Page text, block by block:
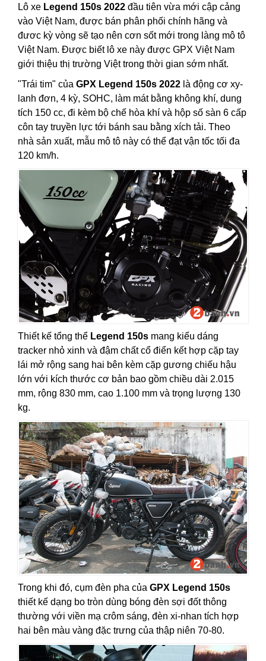
Lô xe Legend 150s 2022 đầu tiên vừa mới cập cảng
vào Việt Nam, được bán phân phối chính hãng và
đươc kỳ vòng sẽ tạo nên cơn sốt mới trong làng mô tô
Việt Nam. Được biết lô xe này được GPX Việt Nam
giới thiệu thị trường Việt trong thời gian sớm nhất.
"Trái tim" của GPX Legend 150s 2022 là động cơ xy-
lanh đơn, 4 kỳ, SOHC, làm mát bằng không khí, dung
tích 150 cc, đi kèm bộ chế hòa khí và hộp số sàn 6 cấp
côn tay truyền lực tới bánh sau bằng xích tải. Theo
nhà sản xuất, mẫu mô tô này có thể đạt vận tốc tối đa
120 km/h.
Thiết kế tổng thể Legend 150s mang kiểu dáng
tracker nhỏ xinh và đậm chất cổ điển kết hợp cặp tay
lái mở rộng sang hai bên kèm cặp gương chiếu hậu
lớn với kích thước cơ bản bao gồm chiều dài 2.015
mm, rộng 830 mm, cao 1.100 mm và trọng lượng 130
kg.
Trong khi đó, cụm đèn pha của GPX Legend 150s
thiết kế dạng bo tròn dùng bóng đèn sợi đốt thông
thường với viền mạ crôm sáng, đèn xi-nhan tích hợp
hai bên màu vàng đặc trưng của thập niên 70-80.